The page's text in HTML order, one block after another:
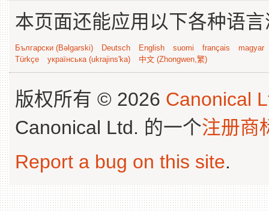
本页面还能应用以下各种语
Български (Bəlgarski) Deutsch English suomi français
magyar
Türkçe
українська (ukrajins'ka) 中文 (Zhongwen,繁)
版权所有 © 2026 Canonical
Canonical Ltd. 的一个注册商
Report a bug on this site.